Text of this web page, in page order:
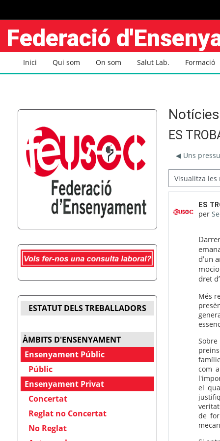
Federació
Inici Qui som On som Salut Lab. Formació
Notícies
ES
◀︎ Uns
Mode de visualització
ES
per
d’un
dret
Més
com
el
de
ESTATUT DELS TREBALLADORS
ÀMBITS D'ENSENYAMENT
Ensenyament Públic
Públic
Ensenyament Privat
Concertat
Reglat no Concertat
No Reglat